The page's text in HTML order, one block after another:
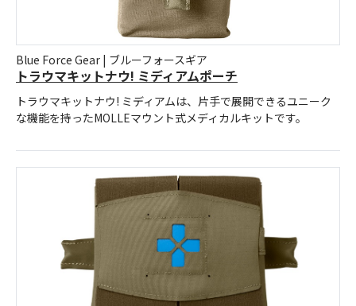
Blue Force Gear | ブルーフォースギア
トラウマキットナウ! ミディアムポーチ
トラウマキットナウ! ミディアムは、片手で展開できるユニーク
な機能を持ったMOLLEマウント式メディカルキットです。